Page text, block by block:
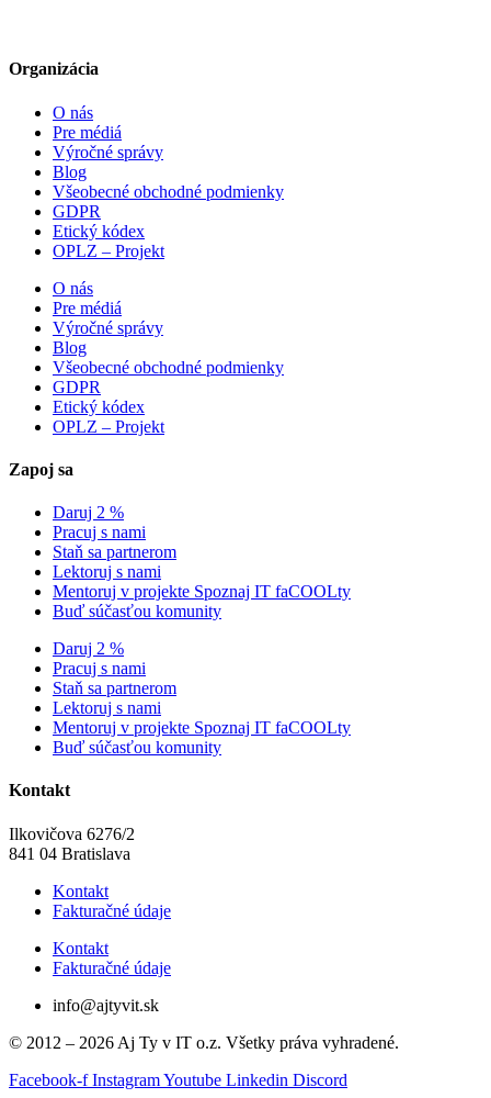
Organizácia
O nás
Pre médiá
Výročné správy
Blog
Všeobecné obchodné podmienky
GDPR
Etický kódex
OPLZ – Projekt
O nás
Pre médiá
Výročné správy
Blog
Všeobecné obchodné podmienky
GDPR
Etický kódex
OPLZ – Projekt
Zapoj sa
Daruj 2 %
Pracuj s nami
Staň sa partnerom
Lektoruj s nami
Mentoruj v projekte Spoznaj IT faCOOLty
Buď súčasťou komunity
Daruj 2 %
Pracuj s nami
Staň sa partnerom
Lektoruj s nami
Mentoruj v projekte Spoznaj IT faCOOLty
Buď súčasťou komunity
Kontakt
Ilkovičova 6276/2
841 04 Bratislava
Kontakt
Fakturačné údaje
Kontakt
Fakturačné údaje
info@ajtyvit.sk
© 2012 – 2026 Aj Ty v IT o.z. Všetky práva vyhradené.
Facebook-f InstagramYoutube Linkedin Discord